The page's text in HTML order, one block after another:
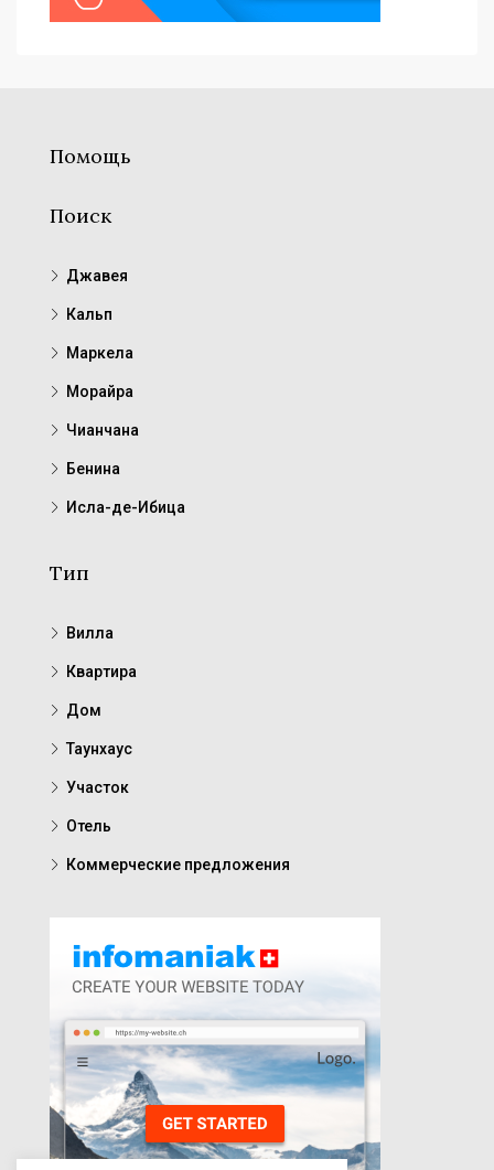
Помощь
Поиск
Джавея
Кальп
Маркела
Морайра
Чианчана
Бенина
Исла-де-Ибица
Тип
Вилла
Квартира
Дом
Таунхаус
Участок
Отель
Коммерческие предложения